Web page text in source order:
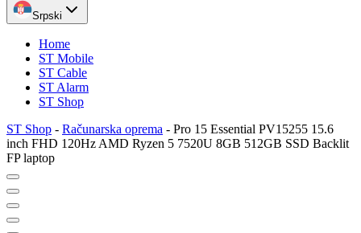
Srpski
Home
ST Mobile
ST Cable
ST Alarm
ST Shop
ST Shop - Računarska oprema - Pro 15 Essential PV15255 15.6
inch FHD 120Hz AMD Ryzen 5 7520U 8GB 512GB SSD Backlit
FP laptop